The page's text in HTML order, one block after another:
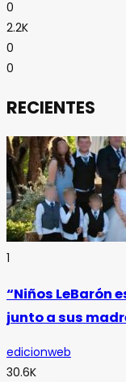
0
2.2K
0
0
RECIENTES
1
“Niños LeBarón
junto a sus
edicionweb
30.6K